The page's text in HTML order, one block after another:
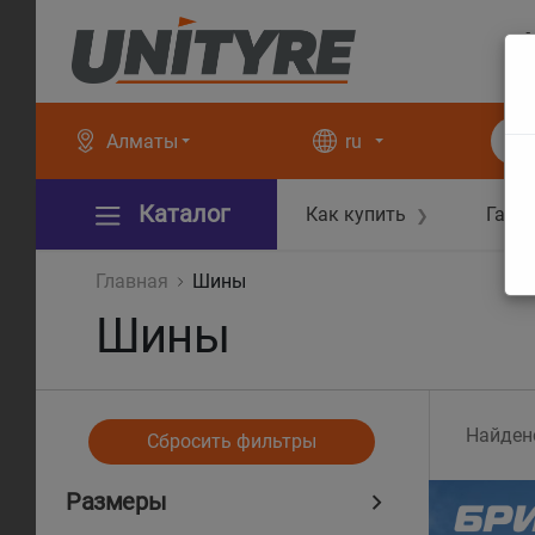
Алматы ru
Каталог Как купить ❯
Главная Шины
Шины
Сбросить фильтры
Размеры